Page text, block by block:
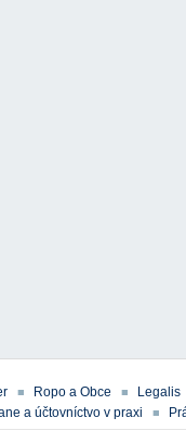
Ropo a Obce Legalis
a účtovníctvo v praxi